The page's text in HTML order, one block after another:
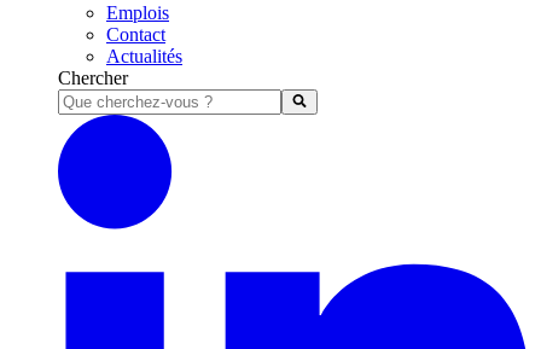
Emplois
Contact
Actualités
Chercher